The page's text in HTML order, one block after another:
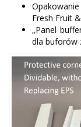
Fresh Fruit
„Panel
dla buforów